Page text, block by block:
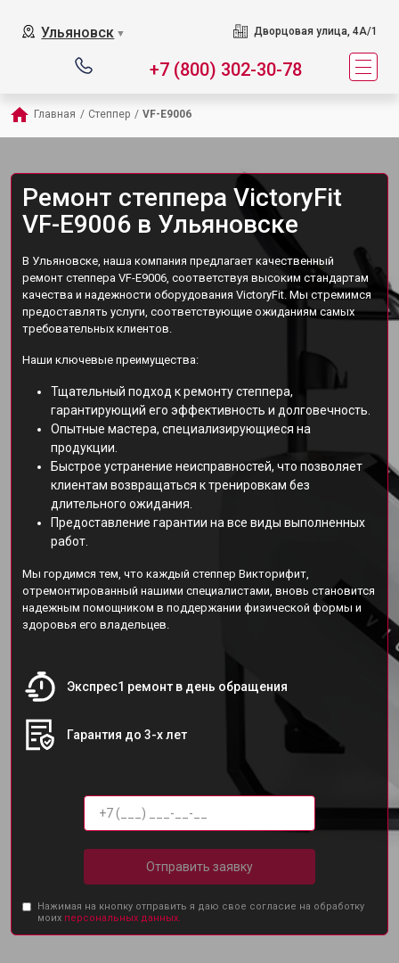
Ульяновск ▼ Дворцовая улица, 4А/1
+7 (800) 302-30-78
Главная / Степпер / VF-E9006
Ремонт степпера VictoryFit
VF-E9006 в Ульяновске
В Ульяновске, наша компания предлагает качественный
ремонт степпера VF-E9006, соответствуя высоким стандартам
качества и надежности оборудования VictoryFit. Мы стремимся
предоставлять услуги, соответствующие ожиданиям самых
требовательных клиентов.
Наши ключевые преимущества:
Тщательный подход к ремонту степпера,
гарантирующий его эффективность и долговечность.
Опытные мастера, специализирующиеся на
продукции.
Быстрое устранение неисправностей, что позволяет
клиентам возвращаться к тренировкам без
длительного ожидания.
Предоставление гарантии на все виды выполненных
работ.
Мы гордимся тем, что каждый степпер Викторифит,
отремонтированный нашими специалистами, вновь становится
надежным помощником в поддержании физической формы и
здоровья его владельцев.
Экспрес1 ремонт в день обращения
Гарантия до 3-х лет
Отправить заявку
Нажимая на кнопку отправить я даю свое согласие на обработку
моих персональных данных.